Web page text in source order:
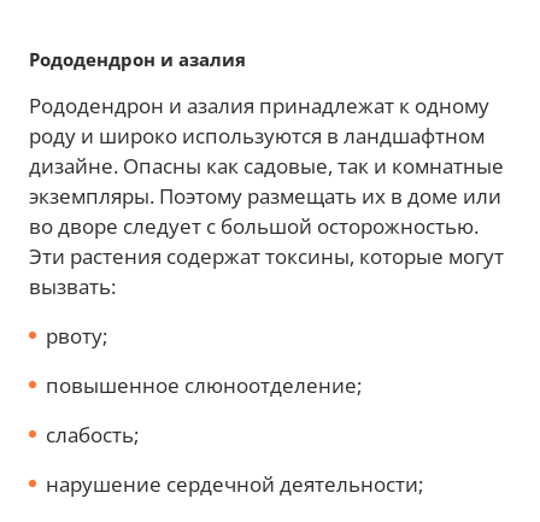
Рододендрон и азалия
Рододендрон и азалия принадлежат к одному
роду и широко используются в ландшафтном
дизайне. Опасны как садовые, так и комнатные
экземпляры. Поэтому размещать их в доме или
во дворе следует с большой осторожностью.
Эти растения содержат токсины, которые могут
вызвать:
рвоту;
повышенное слюноотделение;
слабость;
нарушение сердечной деятельности;